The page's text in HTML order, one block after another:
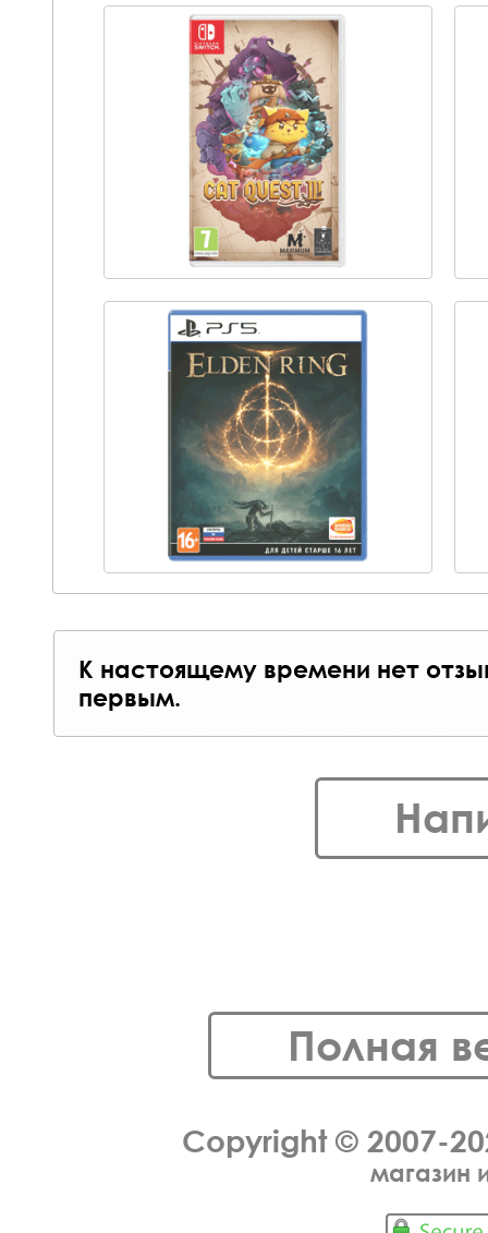
К настоящему времени нет
первым.
Полная
Copyright © 2007-
магазин